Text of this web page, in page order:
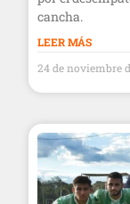
cancha.
LEER MÁS
24 de noviembre